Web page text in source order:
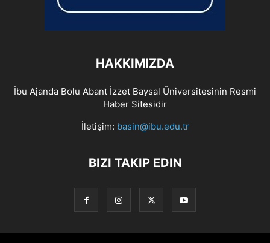
HAKKIMIZDA
İbu Ajanda Bolu Abant İzzet Baysal Üniversitesinin Resmi
Haber Sitesidir
İletişim: basin@ibu.edu.tr
BIZI TAKIP EDIN